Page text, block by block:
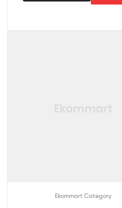
Ekommart Category